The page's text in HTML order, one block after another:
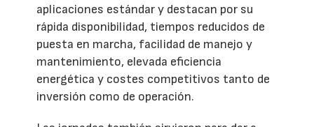
aplicaciones estándar y destacan por su
rápida disponibilidad, tiempos reducidos de
puesta en marcha, facilidad de manejo y
mantenimiento, elevada eficiencia
energética y costes competitivos tanto de
inversión como de operación.